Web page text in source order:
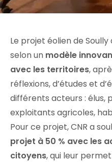
Le projet éolien de
selon un modèle
avec les territoires,
réflexions, d’études et
différents acteurs : élus,
exploitants agricoles,
Pour ce projet, CNR a
projet à 50 % avec les
citoyens, qui leur